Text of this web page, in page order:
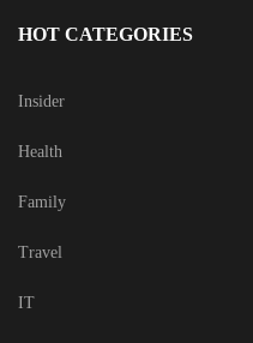
HOT CATEGORIES
Insider
Health
Family
Travel
IT